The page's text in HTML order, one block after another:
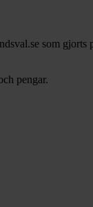
som gjorts
pengar.